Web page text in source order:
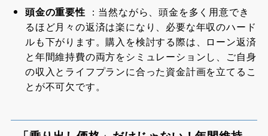
頭金の重要性 ：当然ながら、頭金を多く用意でき
るほど月々の返済は楽になり、必要な年収のハード
ルも下がります。購入を検討する際は、ローン返済
と年間維持費の両方をシミュレーションし、ご自身
の収入とライフプランに合った資金計画を立てるこ
とが不可欠です。